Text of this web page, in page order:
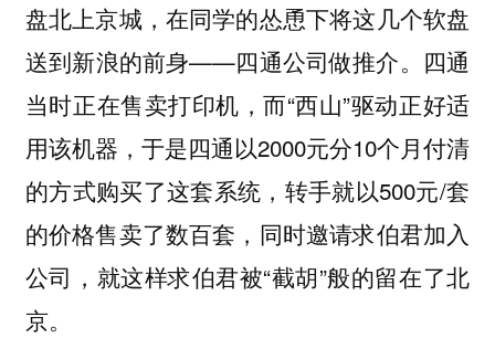
盘北上京城，在同学的怂恿下将这几个软盘
送到新浪的前身——四通公司做推介。四通
当时正在售卖打印机，而“西山”驱动正好适
用该机器，于是四通以2000元分10个月付清
的方式购买了这套系统，转手就以500元/套
的价格售卖了数百套，同时邀请求伯君加入
公司，就这样求伯君被“截胡”般的留在了北
京。